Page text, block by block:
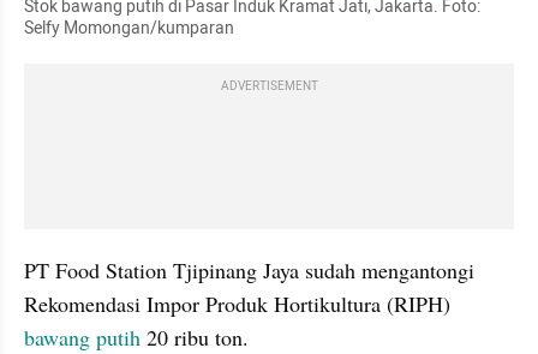
Selfy Momongan/kumparan
ADVERTISEMENT
PT Food Station Tjipinang Jaya sudah mengantongi
Rekomendasi Impor Produk Hortikultura (RIPH
bawang putih 20 ribu ton.